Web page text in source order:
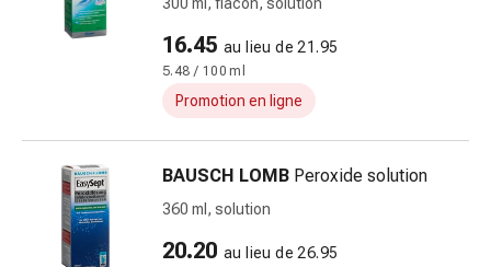
Antiallergiques
et
intestins
Hémorroïdes
16.45 au lieu de 21.95
5.48 / 100 ml
Promotion en ligne
BAUSCH LOMB Peroxide solution
360 ml, solution
20.20 au lieu de 26.95